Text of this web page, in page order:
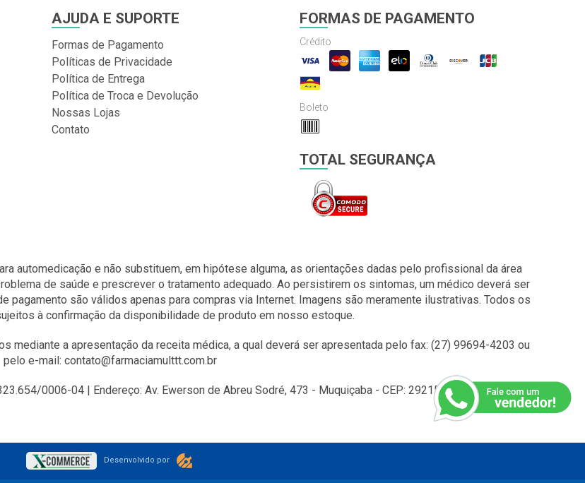
AJUDA E SUPORTE
Formas de Pagamento
Políticas de Privacidade
Política de Entrega
Política de Troca e Devolução
Nossas Lojas
Contato
FORMAS DE PAGAMENTO
Crédito
Boleto
TOTAL SEGURANÇA
automedicação e não substituem, em hipótese alguma, as orientações dadas pelo profissional da área
de saúde e prescrever o tratamento adequado. Ao persistirem os sintomas, um médico deverá ser
pagamento são válidos apenas para compras via Internet. Imagens são meramente ilustrativas. Todos os
à confirmação da disponibilidade de produto em nosso estoque.
a apresentação da receita médica, a qual deverá ser apresentada pelo fax: (27) 99694-4203 ou
pelo e-mail: contato@farmaciamulttt.com.br
0006-04 | Endereço: Av. Ewerson de Abreu Sodré, 473 - Muquiçaba - CEP: 29215010 - Guarapari - ES
Desenvolvido por